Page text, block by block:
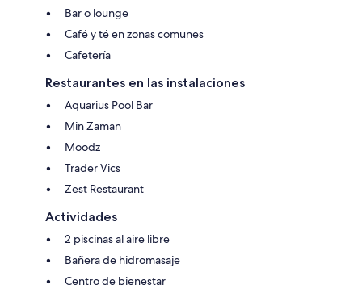
Bar o lounge
Café y té en zonas comunes
Cafetería
Restaurantes en las instalaciones
Aquarius Pool Bar
Min Zaman
Moodz
Trader Vics
Zest Restaurant
Actividades
2 piscinas al aire libre
Bañera de hidromasaje
Centro de bienestar